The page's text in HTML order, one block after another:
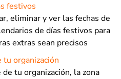
festivos
eliminar y ver las fechas de
de días festivos para
extras sean precisos
organización
tu organización, la zona